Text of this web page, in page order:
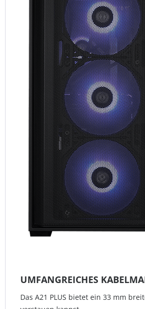
UMFANGREICHES
Das A21 PLUS bietet ein 33 mm